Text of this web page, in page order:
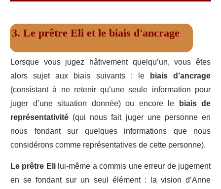
3. Le prêtre Eli et le biais d'ancrage
Lorsque vous jugez hâtivement quelqu’un, vous êtes
alors sujet aux biais suivants : le
biais d’ancrage
(consistant à ne retenir qu’une seule information pour
juger d’une situation donnée) ou encore le
biais de
représentativité (qui nous fait juger une personne en
nous fondant sur quelques informations que nous
considérons comme représentatives de cette personne).
Le prêtre Elilui-même a commis une erreur de jugement
en se fondant sur un seul élément : la vision d’Anne